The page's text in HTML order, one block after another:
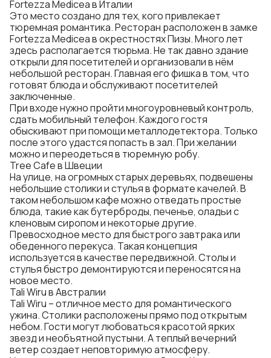
Fortezza Medicea в Италии
Это место создано для тех, кого привлекает
тюремная романтика. Ресторан расположен в замке
Fortezza Medicea в окрестностях Пизы. Много лет
здесь располагается тюрьма. Не так давно здание
открыли для посетителей и организовали в нём
небольшой ресторан. Главная его фишка в том, что
готовят блюда и обслуживают посетителей
заключенные.
При входе нужно пройти многоуровневый контроль,
сдать мобильный телефон. Каждого гостя
обыскивают при помощи металлодетектора. Только
после этого удастся попасть в зал. При желании
можно и переодеться в тюремную робу.
Tree Cafe в Швеции
На улице, на огромных старых деревьях, подвешены
небольшие столики и стулья в формате качелей. В
таком небольшом кафе можно отведать простые
блюда, такие как бутерброды, печенье, оладьи с
кленовым сиропом и некоторые другие.
Превосходное место для быстрого завтрака или
обеденного перекуса. Такая концепция
используется в качестве передвижной. Столы и
стулья быстро демонтируются и переносятся на
новое место.
Tali Wiru в Австралии
Tali Wiru – отличное место для романтического
ужина. Столики расположены прямо под открытым
небом. Гости могут любоваться красотой ярких
звезд и необъятной пустыни. А теплый вечерний
ветер создает неповторимую атмосферу.